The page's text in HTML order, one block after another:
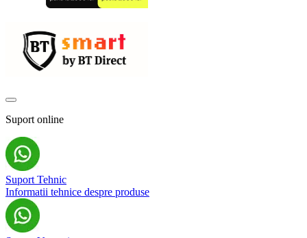
Suport online
Suport Tehnic
Informatii tehnice despre produse